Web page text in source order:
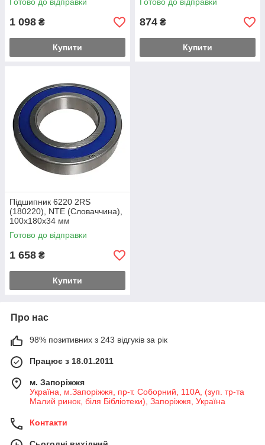
1 098 ₴
Купити
874 ₴
Купити
Підшипник 6220 2RS
(180220), NTE (Словаччина),
100х180х34 мм
Готово до відправки
1 658 ₴
Купити
Про нас
98% позитивних з 243 відгуків за рік
Працює з 18.01.2011
м. Запоріжжя
Україна, м.Запоріжжя, пр-т. Соборний, 110А, (зуп. тр-та
Малий ринок, біля Бібліотеки), Запоріжжя, Україна
Контакти